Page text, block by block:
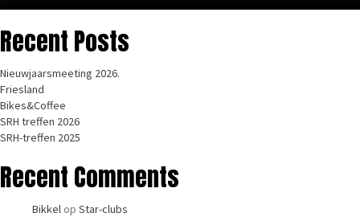
Recent Posts
Nieuwjaarsmeeting 2026.
Friesland
Bikes&Coffee
SRH treffen 2026
SRH-treffen 2025
Recent Comments
Bikkel op Star-clubs